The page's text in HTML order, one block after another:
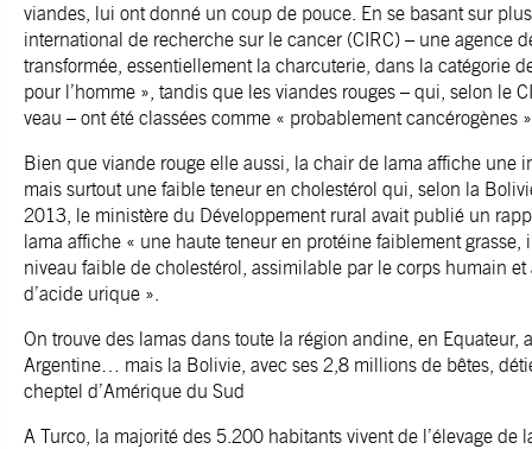
viandes, lui ont donné un coup de pouce. En se basant sur
international de recherche sur le cancer (CIRC) – une agence
transformée, essentiellement la charcuterie, dans la catégorie
pour l’homme », tandis que les viandes rouges – qui, selon le
veau – ont été classées comme « probablement cancérogènes
Bien que viande rouge elle aussi, la chair de lama affiche une
mais surtout une faible teneur en cholestérol qui, selon la
2013, le ministère du Développement rural avait publié un
lama affiche « une haute teneur en protéine faiblement grasse,
niveau faible de cholestérol, assimilable par le corps humain
d’acide urique ».
On trouve des lamas dans toute la région andine, en Equateur,
Argentine… mais la Bolivie, avec ses 2,8 millions de bêtes,
cheptel d’Amérique du Sud
A Turco, la majorité des 5.200 habitants vivent de l’élevage